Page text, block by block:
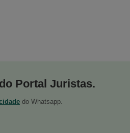
Portal Juristas.
do Whatsapp.